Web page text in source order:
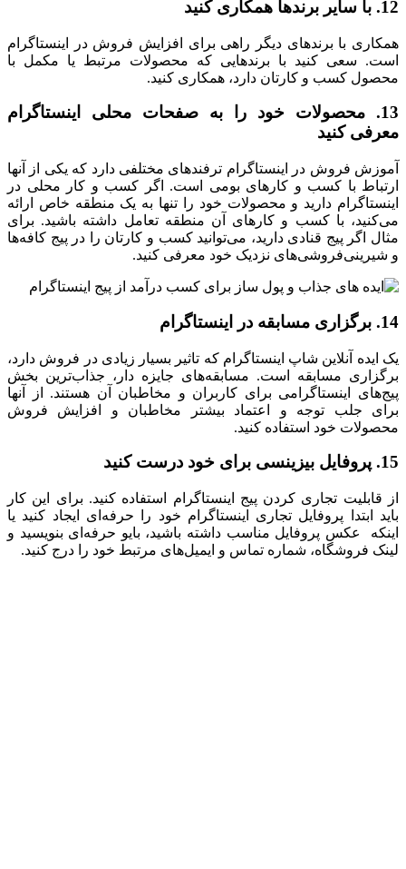
12. با سایر برندها همکاری کنید
همکاری با برندهای دیگر راهی برای افزایش فروش در اینستاگرام
است. سعی کنید با برندهایی که محصولات مرتبط یا مکمل با
محصول کسب‌ و کارتان دارد، همکاری کنید.
13. محصولات خود را به صفحات محلی اینستاگرام
معرفی کنید
آموزش فروش در اینستاگرام ترفندهای مختلفی دارد که یکی از آنها
ارتباط با کسب ‌و کارهای بومی است. اگر کسب ‌و کار محلی در
اینستاگرام دارید و محصولات خود را تنها به یک منطقه خاص ارائه
می‌کنید، با کسب ‌و کارهای آن منطقه تعامل داشته باشید. برای
مثال اگر پیج قنادی دارید، می‌توانید کسب ‌و کارتان را در پیج کافه‌ها
و شیرینی‌فروشی‌های نزدیک خود معرفی کنید.
14. برگزاری مسابقه در اینستاگرام
یک ایده آنلاین شاپ اینستاگرام که تاثیر بسیار زیادی در فروش دارد،
برگزاری مسابقه است. مسابقه‌های جایزه ‌دار، جذاب‌ترین بخش
پیج‌های اینستاگرامی برای کاربران و مخاطبان آن هستند. از آنها
برای جلب توجه و اعتماد بیشتر مخاطبان و افزایش فروش
محصولات خود استفاده کنید.
15. پروفایل بیزینسی برای خود درست کنید
از قابلیت تجاری کردن پیج اینستاگرام استفاده کنید. برای این کار
باید ابتدا پروفایل تجاری اینستاگرام خود را حرفه‌ای ایجاد کنید یا
اینکه عکس پروفایل مناسب داشته باشید، بایو حرفه‌ای بنویسید و
لینک فروشگاه، شماره تماس و ایمیل‌های مرتبط خود را درج کنید.